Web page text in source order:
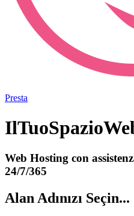
Presta
Web Hosting con
24/7/365
Alan Adınızı Seçin...